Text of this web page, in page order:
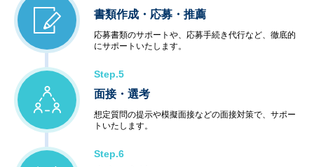
書類作成・応募・推薦
応募書類のサポートや、応募手続き代行など、徹底的
にサポートいたします。
Step.5
面接・選考
想定質問の提示や模擬面接などの面接対策で、サポー
トいたします。
Step.6